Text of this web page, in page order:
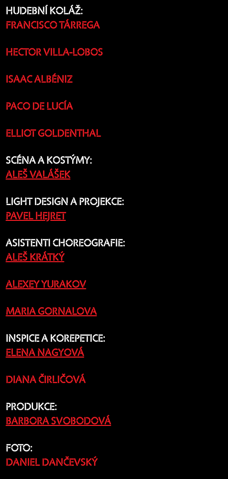
HUDEBNÍ KOLÁŽ:
FRANCISCO TÁRREGA
HECTOR VILLA-LOBOS
ISAAC ALBÉNIZ
PACO DE LUCÍA
ELLIOT GOLDENTHAL
SCÉNA A KOSTÝMY:
ALEŠ VALÁŠEK
LIGHT DESIGN A PROJEKCE:
PAVEL HEJRET
ASISTENTI CHOREOGRAFIE:
ALEŠ KRÁTKÝ
ALEXEY YURAKOV
MARIA GORNALOVA
INSPICE A KOREPETICE:
ELENA NAGYOVÁ
DIANA ČIRLIČOVÁ
PRODUKCE:
BARBORA SVOBODOVÁ
FOTO:
DANIEL DANČEVSKÝ